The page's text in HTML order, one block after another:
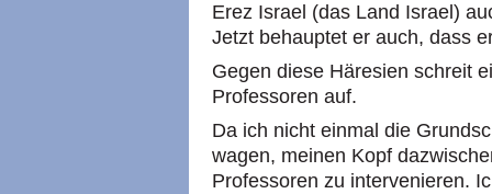
Erez Israel (das Land Israel)
Jetzt behauptet er auch, dass
Gegen diese Häresien schreit
Professoren auf.
Da ich nicht einmal die
wagen, meinen Kopf
Professoren zu intervenieren.